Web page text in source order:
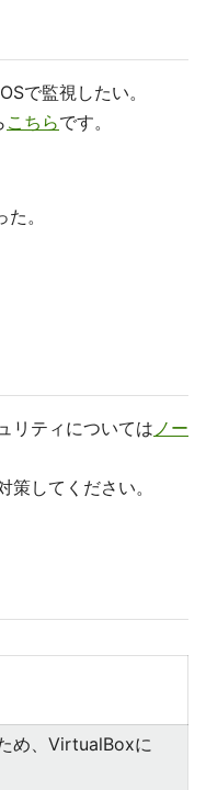
で監視したい。
こちらです。
。
リティについてはノー
してください。
め、VirtualBoxに